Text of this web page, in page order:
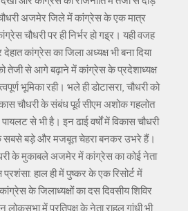
अजमेर जिले में कांग्रेस के एक मात्र
चौधरी पर ही निर्भर हो गइ्र। यही वजह
कांग्रेस का जिला अध्यक्ष भी बना दिया
तेजी से आगे बढ़ाने में कांग्रेस के प्रदेशाध्यक्ष
भूमिका रही। भले ही डोटासरा, चौधरी को
चौधरी के संबंध पूर्व सीएम अशोक गहलोत
से भी है। इन ढाई वर्षों में विकास चौधरी
बड़े और मजबूत चेहरा बनकर उभरे हैं।
के मुकाबले अजमेर में कांग्रेस का कोई नेता
हाल ही में पुष्कर के एक रिसोर्ट में
के जिलाध्यक्षों का दस दिवसीय शिविर
में प्रतिपक्ष के नेता राहुल गांधी भी